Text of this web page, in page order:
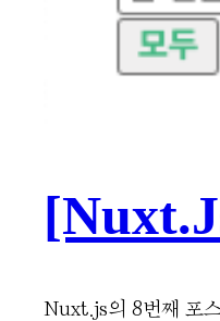
Nuxt.js의 8번째 포